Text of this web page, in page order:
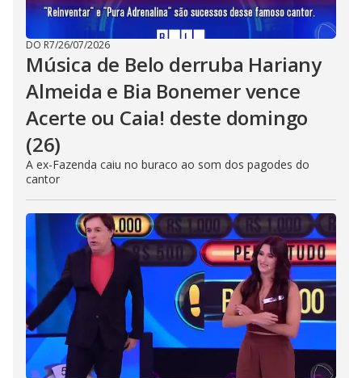
DO R7/26/07/2026
Música de Belo derruba Hariany
Almeida e Bia Bonemer vence
Acerte ou Caia! deste domingo
(26)
A ex-Fazenda caiu no buraco ao som dos pagodes do
cantor